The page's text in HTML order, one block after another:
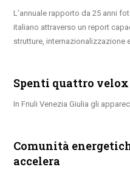
L’annuale rapporto da 25 anni
italiano attraverso un report
strutture, internazionalizzazione
Spenti quattro velox
In Friuli Venezia Giulia gli
Comunità
accelera